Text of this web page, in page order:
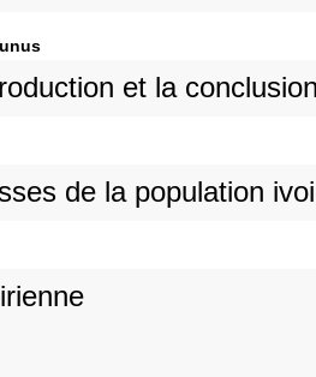
et la
de la population